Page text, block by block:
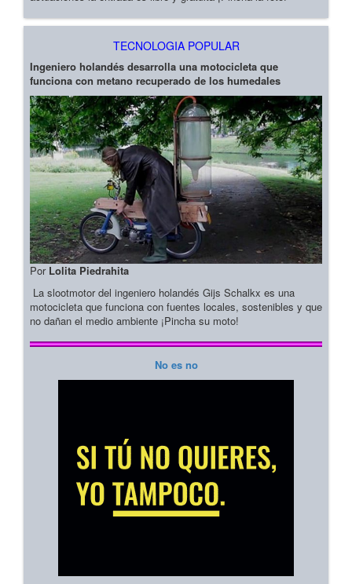
TECNOLOGIA POPULAR
Ingeniero holandés desarrolla una motocicleta que
funciona con metano recuperado de los humedales
Por Lolita Piedrahita
La slootmotor del ingeniero holandés Gijs Schalkx es una
motocicleta que funciona con fuentes locales, sostenibles y que
no dañan el medio ambiente ¡Pincha su moto!
No es no